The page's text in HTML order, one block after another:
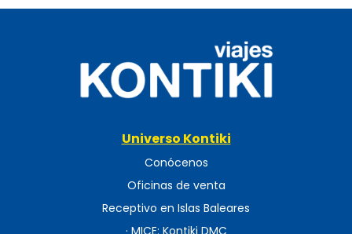
Universo Kontiki
Conócenos
Oficinas de venta
Receptivo en Islas Baleares